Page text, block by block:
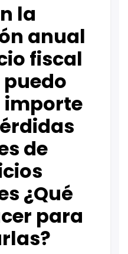
la
anual
fiscal
puedo
importe
de
¿Qué
para